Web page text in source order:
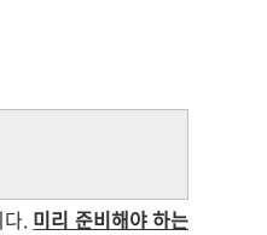
. 미리 준비해야 하는